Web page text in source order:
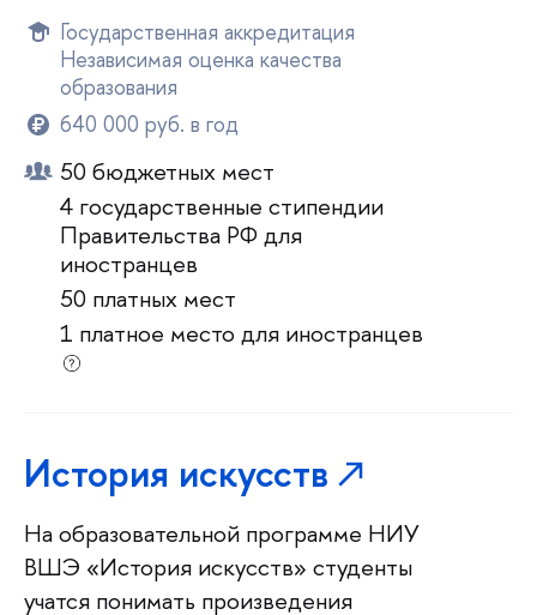
Государственная аккредитация
Независимая оценка качества
образования
640 000 руб. в год
50 бюджетных мест
4 государственные стипендии
Правительства РФ для
иностранцев
50 платных мест
1 платное место для иностранцев
История искусств
На образовательной программе НИУ
ВШЭ «История искусств» студенты
учатся понимать произведения